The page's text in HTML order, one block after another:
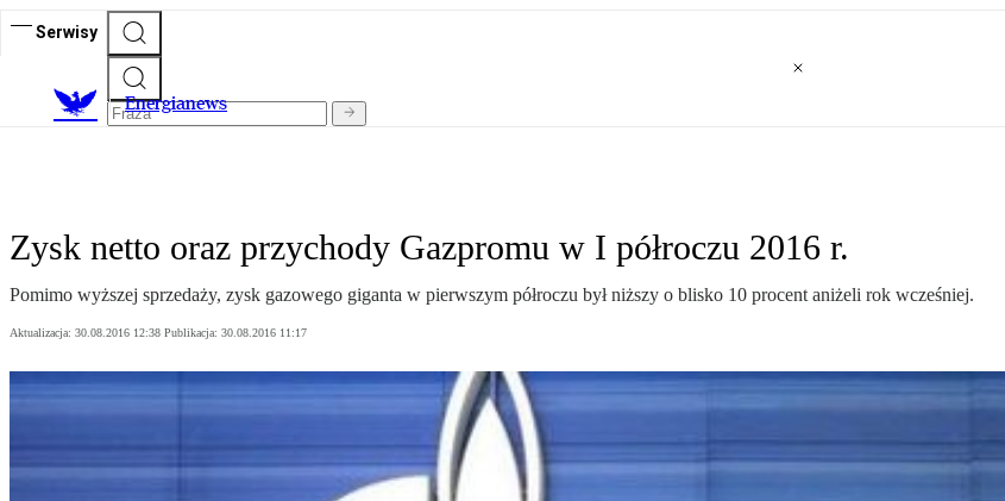
Serwisy
Energianews
Zysk netto oraz przychody Gazpromu w I półroczu 2016 r.
Pomimo wyższej sprzedaży, zysk gazowego giganta w pierwszym półroczu był niższy o blisko 10 procent aniżeli rok wcześniej.
Aktualizacja: 30.08.2016 12:38 Publikacja: 30.08.2016 11:17